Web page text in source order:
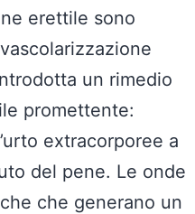
erettile sono
un rimedio
promettente:
extracorporee a
del pene. Le onde
che generano un